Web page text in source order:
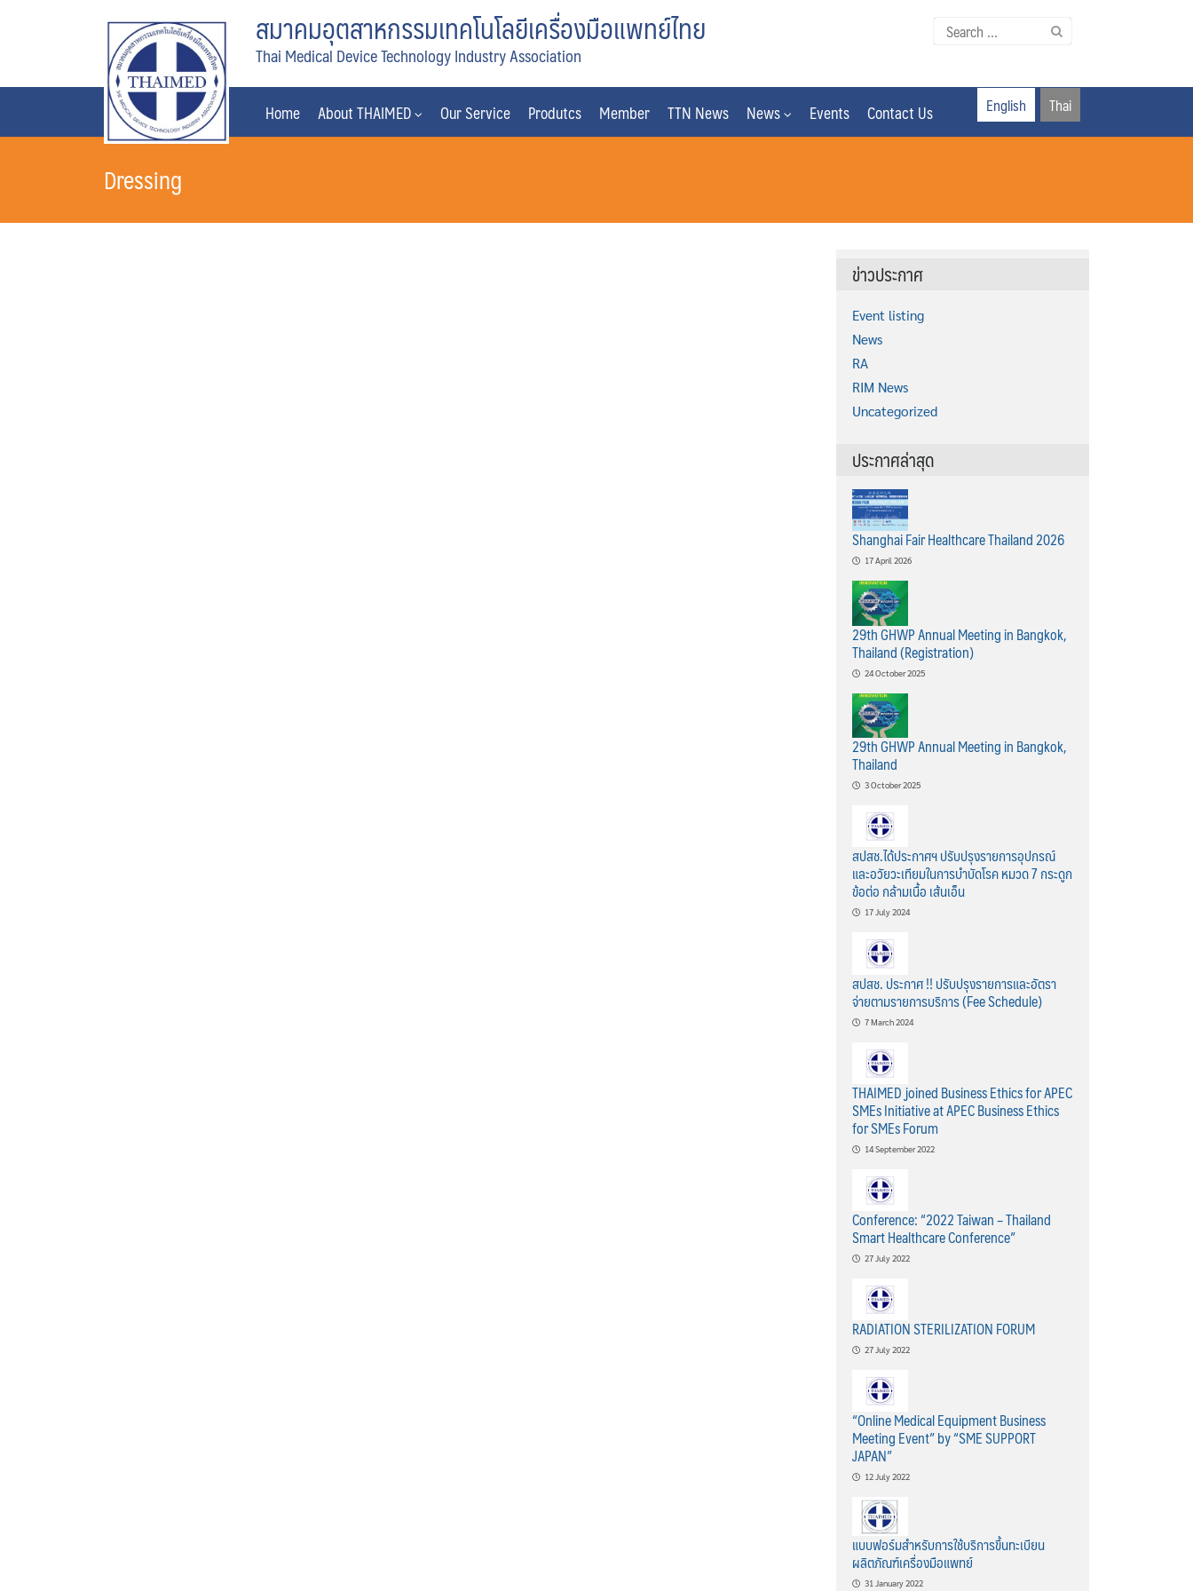
สมาคมอุตสาหกรรมเทคโนโลยีเครื่องมือแพทย์ไทย
Thai Medical Device Technology Industry Association
Search
Home About THAIMED Our Service Produtcs Member TTN News News Events Contact Us English Thai
Dressing
ข่าวประกาศ
Event listing
News
RA
RIM News
Uncategorized
ประกาศล่าสุด
Shanghai Fair Healthcare Thailand 2026
17 April 2026
29th GHWP Annual Meeting in Bangkok,
Thailand (Registration)
24 October 2025
29th GHWP Annual Meeting in Bangkok,
Thailand
3 October 2025
สปสช.ได้ประกาศฯ ปรับปรุงรายการอุปกรณ์
และอวัยวะเทียมในการบำบัดโรค หมวด 7 กระดูก
ข้อต่อ กล้ามเนื้อ เส้นเอ็น
17 July 2024
สปสช. ประกาศ !! ปรับปรุงรายการและอัตรา
จ่ายตามรายการบริการ (Fee Schedule)
7 March 2024
THAIMED joined Business Ethics for APEC
SMEs Initiative at APEC Business Ethics
for SMEs Forum
14 September 2022
Conference: “2022 Taiwan – Thailand
Smart Healthcare Conference”
27 July 2022
RADIATION STERILIZATION FORUM
27 July 2022
“Online Medical Equipment Business
Meeting Event” by “SME SUPPORT
JAPAN”
12 July 2022
แบบฟอร์มสำหรับการใช้บริการขึ้นทะเบียน
ผลิตภัณฑ์เครื่องมือแพทย์
31 January 2022